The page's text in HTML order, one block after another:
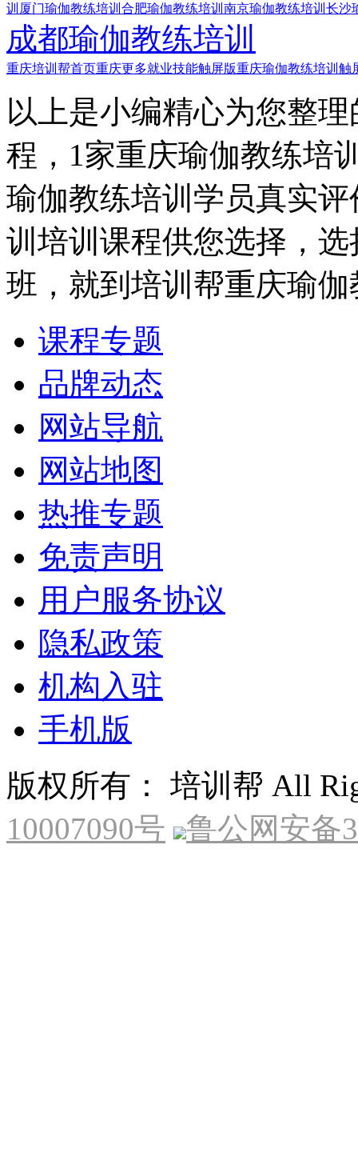
训 厦门瑜伽教练培训 合肥瑜伽教练培训 南京瑜伽教练培训 长沙
成都瑜伽教练培训
重庆培训帮首页重庆更多就业技能触屏版重庆瑜伽教练培训触
以上是小编精心为您整
程，1家重庆瑜伽教练培
瑜伽教练培训学员真实
训培训课程供您选择，
班，就到培训帮重庆瑜
课程专题
品牌动态
网站导航
网站地图
热推专题
免责声明
用户服务协议
隐私政策
机构入驻
手机版
版权所有： 培训帮 All
10007090号
鲁公网安备